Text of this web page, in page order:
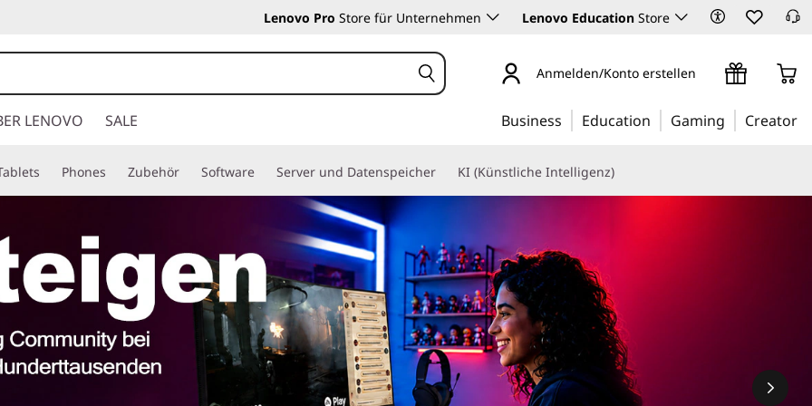
Lenovo Pro Store für Unternehmen Lenovo Education Store
Anmelden/Konto erstellen
LENOVO SALE Business Education Gaming Creator
Phones Zubehör Software Server und Datenspeicher KI (Künstliche Intelligenz)